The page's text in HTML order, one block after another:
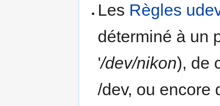
Les Règles
déterminé à un
'/dev/nikon), de
/dev, ou encore